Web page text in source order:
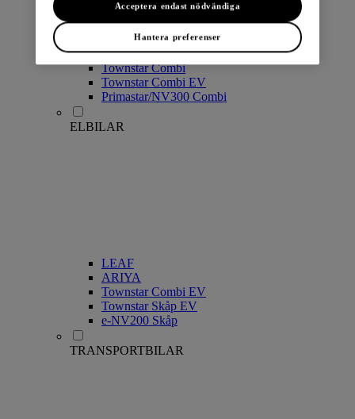
Qashqai
LEAF
ARIYA
X-Trail
Townstar Combi
Townstar Combi EV
Primastar/NV300 Combi
ELBILAR
LEAF
ARIYA
Townstar Combi EV
Townstar Skåp EV
e-NV200 Skåp
TRANSPORTBILAR
Hantera preferenser
Acceptera endast nödvändiga